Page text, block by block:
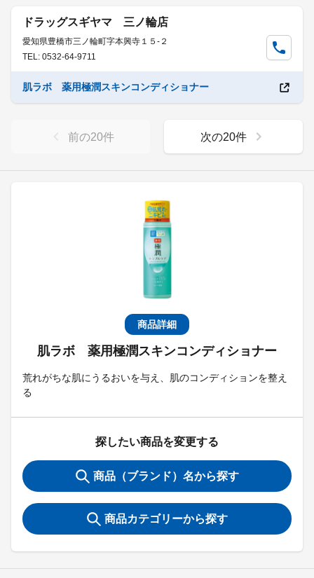
商品詳細
肌ラボ 薬用極潤スキンコンディショナー
荒れがちな肌にうるおいを与え、肌のコンディションを整え
る
探したい商品を変更する
商品（ブランド）名から探す
商品カテゴリーから探す
ドラッグスギヤマ 三ノ輪店
愛知県豊橋市三ノ輪町字本興寺１５-２
TEL: 0532-64-9711
肌ラボ 薬用極潤スキンコンディショナー
前の20件 次の20件